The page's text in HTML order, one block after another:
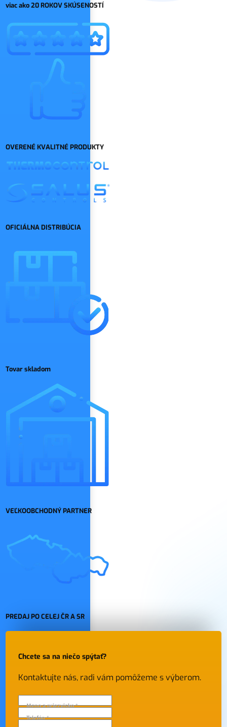
viac ako 20 ROKOV SKÚSENOSTÍ
OVERENÉ KVALITNÉ PRODUKTY
OFICIÁLNA DISTRIBÚCIA
Tovar skladom
VEĽKOOBCHODNÝ PARTNER
PREDAJ PO CELEJ ČR A SR
Chcete sa na niečo spýtať?
Kontaktujte nás, radi vám pomôžeme s výberom.
Meno a priezvisko *
Telefón *